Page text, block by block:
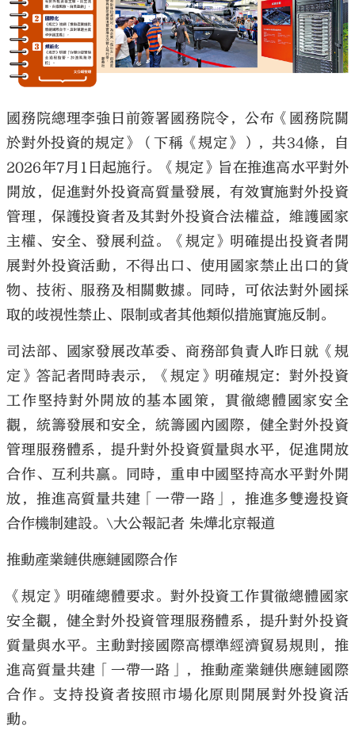
大公文匯
國務院總理李強日前簽署國務院令，公布《國務院關
於對外投資的規定》（下稱《規定》），共34條，自
2026年7月1日起施行。《規定》旨在推進高水平對外
開放，促進對外投資高質量發展，有效實施對外投資
管理，保護投資者及其對外投資合法權益，維護國家
主權、安全、發展利益。《規定》明確提出投資者開
展對外投資活動，不得出口、使用國家禁止出口的貨
物、技術、服務及相關數據。同時，可依法對外國採
取的歧視性禁止、限制或者其他類似措施實施反制。
司法部、國家發展改革委、商務部負責人昨日就《規
定》答記者問時表示，《規定》明確規定：對外投資
工作堅持對外開放的基本國策，貫徹總體國家安全
觀，統籌發展和安全，統籌國內國際，健全對外投資
管理服務體系，提升對外投資質量與水平，促進開放
合作、互利共贏。同時，重申中國堅持高水平對外開
放，推進高質量共建「一帶一路」，推進多雙邊投資
合作機制建設。\大公報記者 朱燁北京報道
推動產業鏈供應鏈國際合作
《規定》明確總體要求。對外投資工作貫徹總體國家
安全觀，健全對外投資管理服務體系，提升對外投資
質量與水平。主動對接國際高標準經濟貿易規則，推
進高質量共建「一帶一路」，推動產業鏈供應鏈國際
合作。支持投資者按照市場化原則開展對外投資活
動。